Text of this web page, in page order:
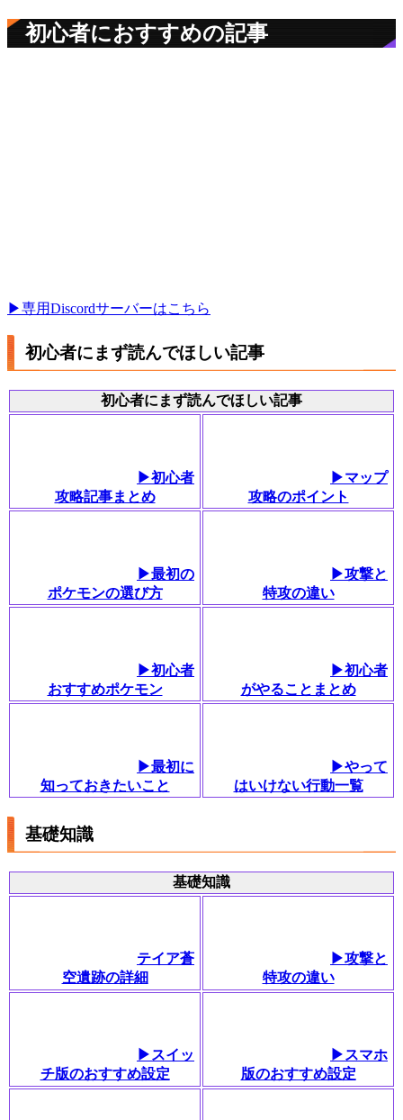
初心者におすすめの記事
▶︎専用Discordサーバーはこちら
初心者にまず読んでほしい記事
初心者にまず読んでほしい記事
▶︎初心者
攻略記事まとめ
▶マップ
攻略のポイント
▶最初の
ポケモンの選び方
▶︎攻撃と
特攻の違い
▶初心者
おすすめポケモン
▶初心者
がやることまとめ
▶最初に
知っておきたいこと
▶やって
はいけない行動一覧
基礎知識
基礎知識
テイア蒼
空遺跡の詳細
▶攻撃と
特攻の違い
▶スイッ
チ版のおすすめ設定
▶スマホ
版のおすすめ設定